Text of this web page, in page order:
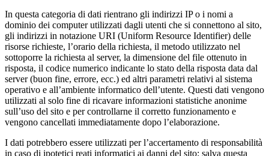
In questa categoria di dati rientrano gli indirizzi IP o i nomi a
dominio dei computer utilizzati dagli utenti che si connettono al sito,
gli indirizzi in notazione URI (Uniform Resource Identifier) delle
risorse richieste, l’orario della richiesta, il metodo utilizzato nel
sottoporre la richiesta al server, la dimensione del file ottenuto in
risposta, il codice numerico indicante lo stato della risposta data dal
server (buon fine, errore, ecc.) ed altri parametri relativi al sistema
operativo e all’ambiente informatico dell’utente. Questi dati vengono
utilizzati al solo fine di ricavare informazioni statistiche anonime
sull’uso del sito e per controllarne il corretto funzionamento e
vengono cancellati immediatamente dopo l’elaborazione.
I dati potrebbero essere utilizzati per l’accertamento di responsabilità
in caso di ipotetici reati informatici ai danni del sito: salva questa